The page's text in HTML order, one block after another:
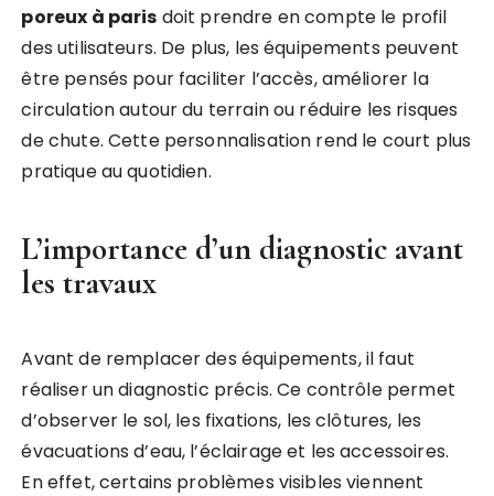
poreux à paris doit prendre en compte le profil
des utilisateurs. De plus, les équipements peuvent
être pensés pour faciliter l’accès, améliorer la
circulation autour du terrain ou réduire les risques
de chute. Cette personnalisation rend le court plus
pratique au quotidien.
L’importance d’un diagnostic avant
les travaux
Avant de remplacer des équipements, il faut
réaliser un diagnostic précis. Ce contrôle permet
d’observer le sol, les fixations, les clôtures, les
évacuations d’eau, l’éclairage et les accessoires.
En effet, certains problèmes visibles viennent